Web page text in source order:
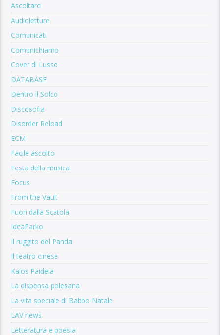
Ascoltarci
Audioletture
Comunicati
Comunichiamo
Cover di Lusso
DATABASE
Dentro il Solco
Discosofia
Disorder Reload
ECM
Facile ascolto
Festa della musica
Focus
From the Vault
Fuori dalla Scatola
IdeaParko
Il ruggito del Panda
Il teatro cinese
Kalos Paideia
La dispensa polesana
La vita speciale di Babbo Natale
LAV news
Letteratura e poesia